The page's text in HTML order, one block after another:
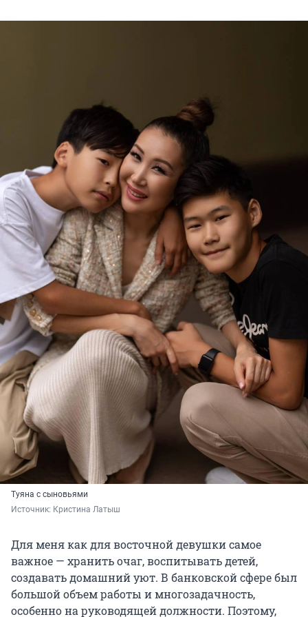
Туяна с сыновьями
Источник: Кристина Латыш
Для меня как для восточной девушки самое
важное — хранить очаг, воспитывать детей,
создавать домашний уют. В банковской сфере был
большой объем работы и многозадачность,
особенно на руководящей должности. Поэтому,